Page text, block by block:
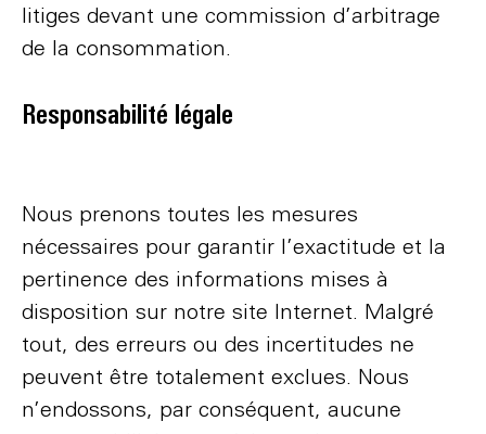
litiges devant une commission d’arbitrage
de la consommation.
Responsabilité légale
Nous prenons toutes les mesures
nécessaires pour garantir l’exactitude et la
pertinence des informations mises à
disposition sur notre site Internet. Malgré
tout, des erreurs ou des incertitudes ne
peuvent être totalement exclues. Nous
n’endossons, par conséquent, aucune